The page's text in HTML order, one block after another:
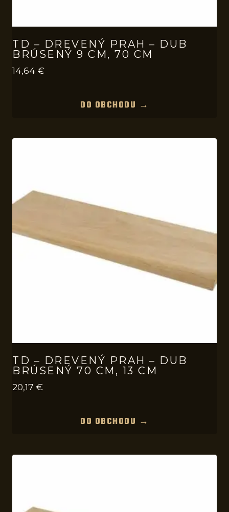
TD – DREVENÝ PRAH – DUB
BRÚSENÝ 9 CM, 70 CM
14,64 €
DO OBCHODU →
TD – DREVENÝ PRAH – DUB
BRÚSENÝ 70 CM, 13 CM
20,17 €
DO OBCHODU →